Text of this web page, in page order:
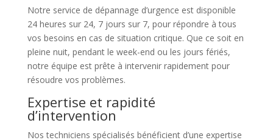
Notre service de dépannage d’urgence est disponible
24 heures sur 24, 7 jours sur 7, pour répondre à tous
vos besoins en cas de situation critique. Que ce soit en
pleine nuit, pendant le week-end ou les jours fériés,
notre équipe est prête à intervenir rapidement pour
résoudre vos problèmes.
Expertise et rapidité
d’intervention
Nos techniciens spécialisés bénéficient d’une expertise